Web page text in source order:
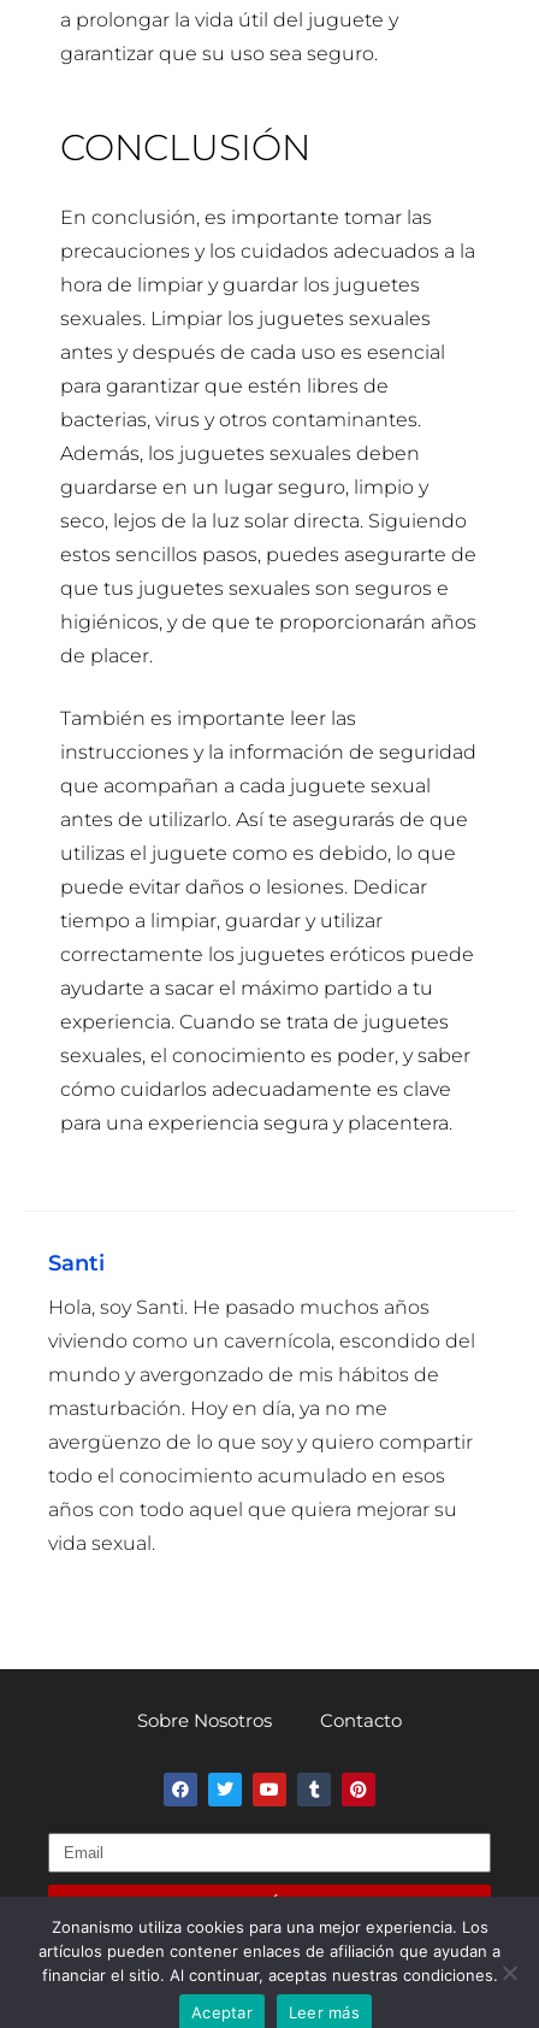
a prolongar la vida útil del juguete y
garantizar que su uso sea seguro.
CONCLUSIÓN
En conclusión, es importante tomar las
precauciones y los cuidados adecuados a la
hora de limpiar y guardar los juguetes
sexuales. Limpiar los juguetes sexuales
antes y después de cada uso es esencial
para garantizar que estén libres de
bacterias, virus y otros contaminantes.
Además, los juguetes sexuales deben
guardarse en un lugar seguro, limpio y
seco, lejos de la luz solar directa. Siguiendo
estos sencillos pasos, puedes asegurarte de
que tus juguetes sexuales son seguros e
higiénicos, y de que te proporcionarán años
de placer.
También es importante leer las
instrucciones y la información de seguridad
que acompañan a cada juguete sexual
antes de utilizarlo. Así te asegurarás de que
utilizas el juguete como es debido, lo que
puede evitar daños o lesiones. Dedicar
tiempo a limpiar, guardar y utilizar
correctamente los juguetes eróticos puede
ayudarte a sacar el máximo partido a tu
experiencia. Cuando se trata de juguetes
sexuales, el conocimiento es poder, y saber
cómo cuidarlos adecuadamente es clave
para una experiencia segura y placentera.
Santi
Hola, soy Santi. He pasado muchos años
viviendo como un cavernícola, escondido del
mundo y avergonzado de mis hábitos de
masturbación. Hoy en día, ya no me
avergüenzo de lo que soy y quiero compartir
todo el conocimiento acumulado en esos
años con todo aquel que quiera mejorar su
vida sexual.
Sobre Nosotros Contacto
Política de Privacidad
Términos y Condiciones
© 2023 Zonanismo – Todos los derechos reservados
Zonanismo utiliza cookies para una mejor experiencia. Los
artículos pueden contener enlaces de afiliación que ayudan a
financiar el sitio. Al continuar, aceptas nuestras condiciones.
Aceptar
Leer más